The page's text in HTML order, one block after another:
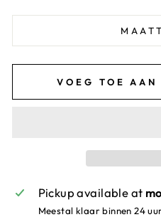
VOEG TOE AAN
Pickup available at
Meestal klaar binnen 24